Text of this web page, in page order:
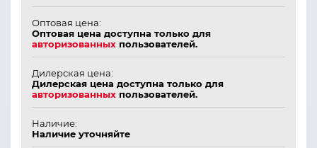
Оптовая цена:
Оптовая цена доступна только для
авторизованных пользователей.
Дилерская цена:
Дилерская цена доступна только для
авторизованных пользователей.
Наличие:
Наличие уточняйте